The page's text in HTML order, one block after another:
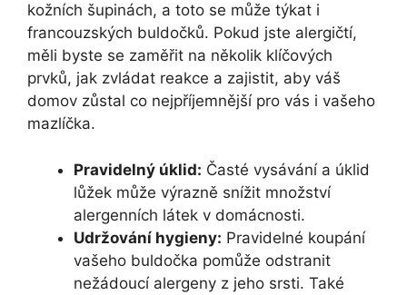
kožních šupinách, ‌a toto se může týkat i⁣
francouzských buldočků. Pokud⁢ jste alergičtí,
měli byste se zaměřit na několik ⁤klíčových⁤
prvků, ⁣jak zvládat reakce a zajistit, aby váš
domov⁤ zůstal ⁤co⁢ nejpříjemnější ⁣pro vás ‌i vašeho
mazlíčka.
Pravidelný úklid: Časté vysávání ​a úklid
‌lůžek může výrazně snížit množství
alergenních látek v domácnosti.
Udržování hygieny: Pravidelné koupání
vašeho buldočka⁣ pomůže ​odstranit
⁤nežádoucí alergeny z jeho srsti. Také